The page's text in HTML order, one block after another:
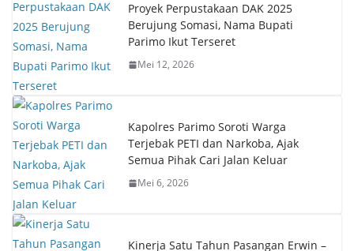
Proyek Perpustakaan DAK 2025
Berujung Somasi, Nama Bupati
Parimo Ikut Terseret
Mei 12, 2026
Kapolres Parimo Soroti Warga
Terjebak PETI dan Narkoba, Ajak
Semua Pihak Cari Jalan Keluar
Mei 6, 2026
Kinerja Satu Tahun Pasangan Erwin –